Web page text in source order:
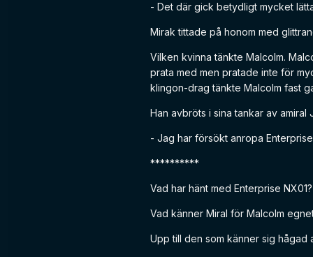
- Det där gick betydligt mycket
Mirak tittade på honom med
Vilken kvinna tänkte Malcolm.
prata med men pratade inte för
klingon-drag tänkte Malcolm fast
Han avbröts i sina tankar av amiral
- Jag har försökt anropa
**********
Vad har hänt med Enterprise
Vad känner Miral för Malcolm
Upp till den som känner sig hågad